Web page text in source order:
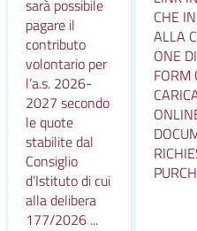
sarà possibile
pagare il
contributo
volontario per
l’a.s. 2026-
2027 secondo
le quote
stabilite dal
Consiglio
d’Istituto di cui
alla delibera
177/2026 ...
CHE
ALLA
ONE
FORM